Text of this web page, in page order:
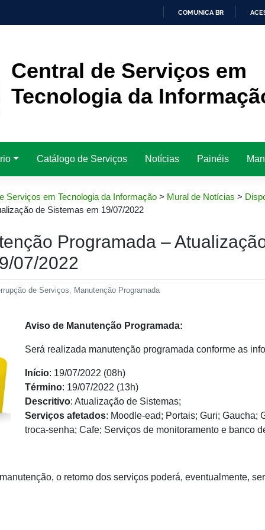
COMUNICA BR
Central de Serviços em
Tecnologia da
Catálogo de Serviços Notícias Painéis
Serviços em Tecnologia da Informação > Mural de Notícias >
de Sistemas em 19/07/2022
Programada –
07/2022
de Serviços, Manutenção Programada
Aviso de Manutenção Programada:
Será realizada manutenção programada conforme as
Início: 19/07/2022 (08h)
Término: 19/07/2022 (13h)
Descritivo: Atualização de Sistemas;
Serviços afetados: Moodle-ead; Portais; Guri; Gaucha;
troca-senha; Cafe; Serviços de monitoramento e banco
o retorno dos serviços poderá, eventualmente,